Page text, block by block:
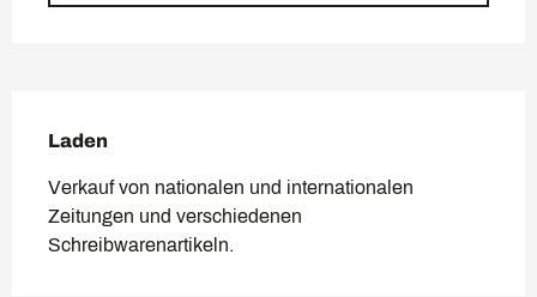
Laden
Verkauf von nationalen und internationalen
Zeitungen und verschiedenen
Schreibwarenartikeln.